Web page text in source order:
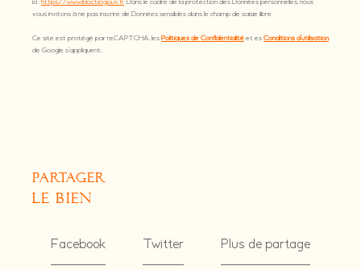
ici :https://www.bloctel.gouv.fr. Dans le cadre de la protection des Données personnelles, nous
vous invitons à ne pas inscrire de Données sensibles dans le champ de saisie libre.
Ce site est protégé par reCAPTCHA, lesPolitiques de Confidentialitéet esConditions d'utilisation
de Google s'appliquent.
partager
le bien
Facebook Twitter Plus de partage